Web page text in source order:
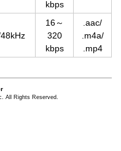
kbps
16～
320
kbps
.aac/
.m4a/
.mp4
All Rights Reserved.